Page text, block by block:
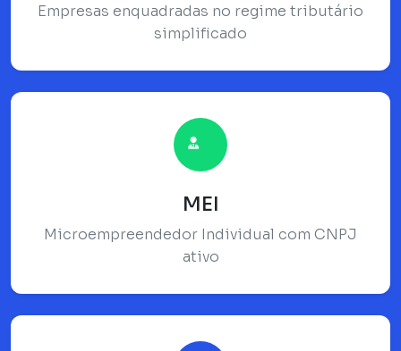
Empresas enquadradas no regime tributário
simplificado
MEI
Microempreendedor Individual com CNPJ
ativo